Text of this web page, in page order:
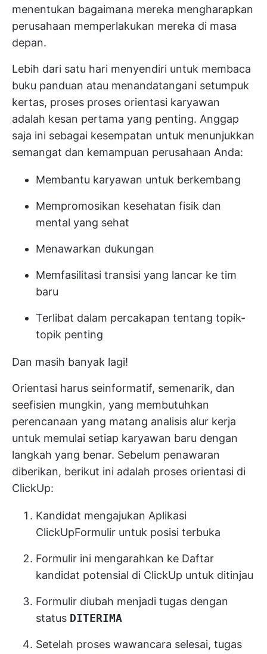
menentukan bagaimana mereka mengharapkan
perusahaan memperlakukan mereka di masa
depan.
Lebih dari satu hari menyendiri untuk membaca
buku panduan atau menandatangani setumpuk
kertas, proses proses orientasi karyawan
adalah kesan pertama yang penting. Anggap
saja ini sebagai kesempatan untuk menunjukkan
semangat dan kemampuan perusahaan Anda:
Membantu karyawan untuk berkembang
Mempromosikan kesehatan fisik dan
mental yang sehat
Menawarkan dukungan
Memfasilitasi transisi yang lancar ke tim
baru
Terlibat dalam percakapan tentang topik-
topik penting
Dan masih banyak lagi!
Orientasi harus seinformatif, semenarik, dan
seefisien mungkin, yang membutuhkan
perencanaan yang matang analisis alur kerja
untuk memulai setiap karyawan baru dengan
langkah yang benar. Sebelum penawaran
diberikan, berikut ini adalah proses orientasi di
ClickUp:
Kandidat mengajukan Aplikasi
ClickUpFormulir untuk posisi terbuka
Formulir ini mengarahkan ke Daftar
kandidat potensial di ClickUp untuk ditinjau
Formulir diubah menjadi tugas dengan
status DITERIMA
Setelah proses wawancara selesai, tugas